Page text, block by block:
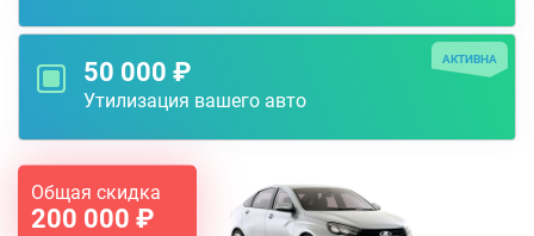
50 000 ₽
Утилизация вашего авто
АКТИВНА
Общая скидка
200 000 ₽